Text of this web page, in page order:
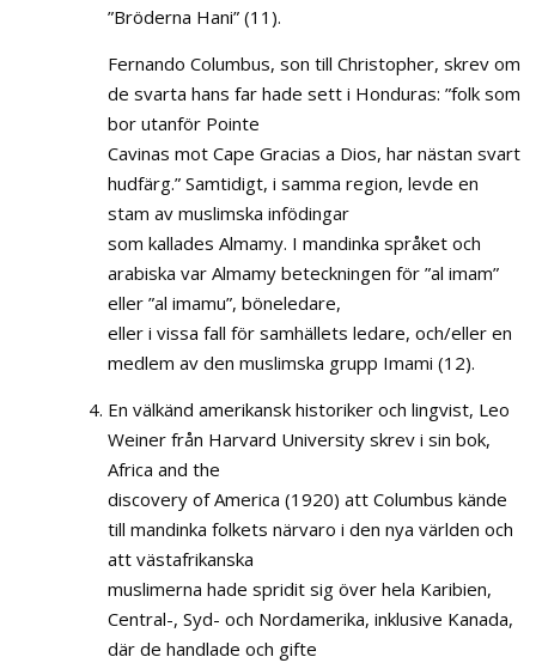
”Bröderna Hani” (11).
Fernando Columbus, son till Christopher, skrev om
de svarta hans far hade sett i Honduras: ”folk som
bor utanför Pointe
Cavinas mot Cape Gracias a Dios, har nästan svart
hudfärg.” Samtidigt, i samma region, levde en
stam av muslimska infödingar
som kallades Almamy. I mandinka språket och
arabiska var Almamy beteckningen för ”al imam”
eller ”al imamu”, böneledare,
eller i vissa fall för samhällets ledare, och/eller en
medlem av den muslimska grupp Imami (12).
En välkänd amerikansk historiker och lingvist, Leo
Weiner från Harvard University skrev i sin bok,
Africa and the
discovery of America (1920) att Columbus kände
till mandinka folkets närvaro i den nya världen och
att västafrikanska
muslimerna hade spridit sig över hela Karibien,
Central-, Syd- och Nordamerika, inklusive Kanada,
där de handlade och gifte